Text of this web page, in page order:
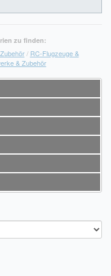
zu finden:
/ RC-Flugzeuge &
& Zubehör